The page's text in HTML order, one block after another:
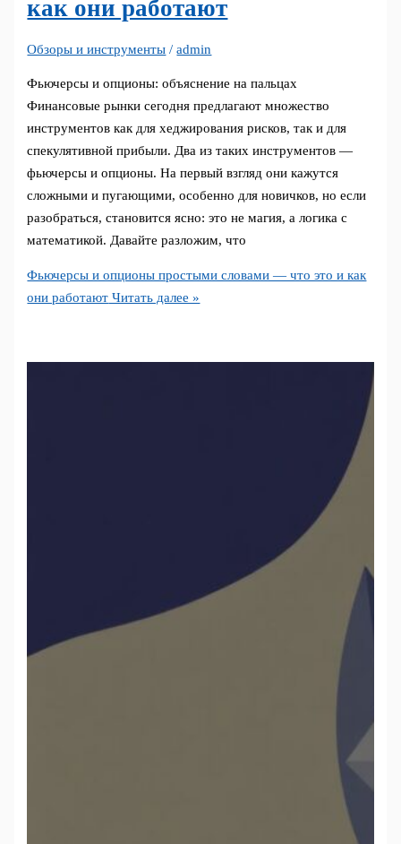
как они работают
Обзоры и инструменты /admin
Фьючерсы и опционы: объяснение на пальцах
Финансовые рынки сегодня предлагают множество
инструментов как для хеджирования рисков, так и для
спекулятивной прибыли. Два из таких инструментов —
фьючерсы и опционы. На первый взгляд они кажутся
сложными и пугающими, особенно для новичков, но если
разобраться, становится ясно: это не магия, а логика с
математикой. Давайте разложим, что
Фьючерсы и опционы простыми словами — что это и как
они работают Читать далее »